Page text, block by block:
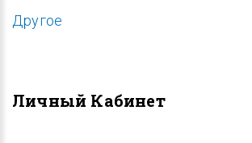
Другое
Личный Кабинет